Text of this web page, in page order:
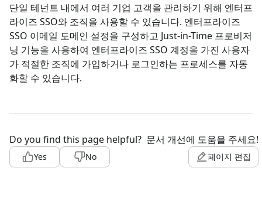
단일 테넌트 내에서 여러 기업 고객을 관리하기 위해 엔터프
라이즈 SSO와 조직을 사용할 수 있습니다. 엔터프라이즈
SSO 이메일 도메인 설정을 구성하고 Just-in-Time 프로비저
닝 기능을 사용하여 엔터프라이즈 SSO 계정을 가진 사용자
가 적절한 조직에 가입하거나 로그인하는 프로세스를 자동
화할 수 있습니다.
Do you find this page helpful?
Yes No
문서 개선에 도움을 주세요!
페이지 편집